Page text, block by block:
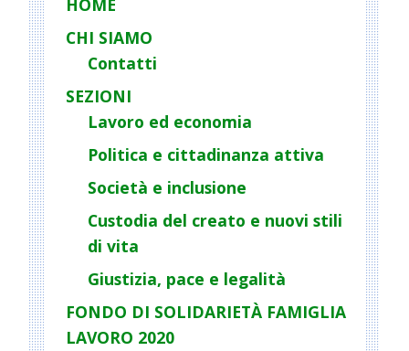
HOME
CHI SIAMO
Contatti
SEZIONI
Lavoro ed economia
Politica e cittadinanza attiva
Società e inclusione
Custodia del creato e nuovi stili
di vita
Giustizia, pace e legalità
FONDO DI SOLIDARIETÀ FAMIGLIA
LAVORO 2020